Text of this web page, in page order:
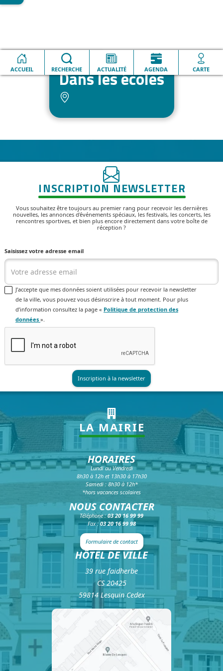
Accueil
Dans les écoles
ACCUEIL
RECHERCHE ACTUALITÉ AGENDA CARTE
Dans les écoles
INSCRIPTION NEWSLETTER
Vous souhaitez être toujours au premier rang pour recevoir les dernières
nouvelles, les annonces d'événements spéciaux, les festivals, les concerts, les
rencontres sportives, et bien plus encore directement dans votre boîte de
réception ?
Saisissez votre adresse email
J’accepte que mes données soient utilisées pour recevoir la newsletter
de la ville, vous pouvez vous désinscrire à tout moment. Pour plus
d’information consultez la page « Politique de protection des
données ».
LA MAIRIE
HORAIRES
Lundi au Vendredi
8h30 à 12h et 13h30 à 17h30
Samedi : 8h30 à 12h*
*hors vacances scolaires
NOUS CONTACTER
Téléphone :03 20 16 99 99
Fax : 03 20 16 99 98
Formulaire de contact
HÔTEL DE VILLE
39 rue faidherbe
CS 20425
59814 Lesquin Cedex